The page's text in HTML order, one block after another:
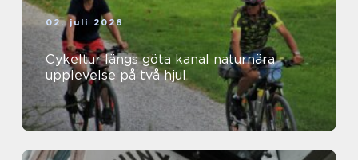
02. juli 2026
Cykeltur längs göta kanal naturnära
upplevelse på två hjul